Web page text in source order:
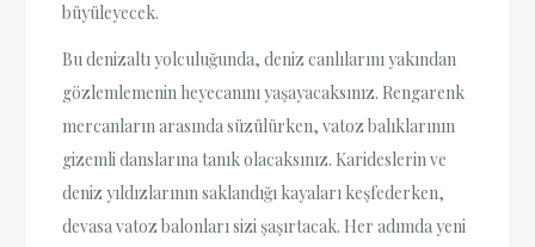
büyüleyecek.
Bu denizaltı yolculuğunda, deniz canlılarını yakından
gözlemlemenin heyecanını yaşayacaksınız. Rengarenk
mercanların arasında süzülürken, vatoz balıklarının
gizemli danslarına tanık olacaksınız. Karideslerin ve
deniz yıldızlarının saklandığı kayaları keşfederken,
devasa vatoz balonları sizi şaşırtacak. Her adımda yeni